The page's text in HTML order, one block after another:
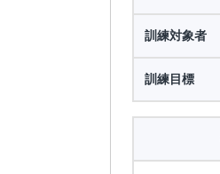
訓練対象者
訓練目標